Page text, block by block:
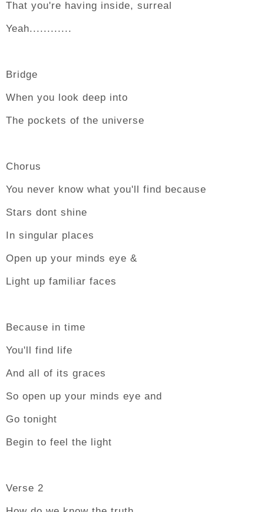
That you're having inside, surreal
Yeah............
Bridge
When you look deep into
The pockets of the universe
Chorus
You never know what you'll find because
Stars dont shine
In singular places
Open up your minds eye &
Light up familiar faces
Because in time
You'll find life
And all of its graces
So open up your minds eye and
Go tonight
Begin to feel the light
Verse 2